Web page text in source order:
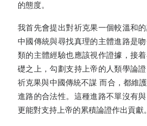
的態度。
我首先會提出對祈克果一個較溫和
中國傳統與尋找真理的主體進路是
類的主體經驗也應該視作證據，接
礎之上，勾劃支持上帝的人類學論證
祈克果與中國傳統不謀 而合，都維
進路的合法性。這種進路不單沒有與
更能對支持上帝的累積論證作出貢獻。